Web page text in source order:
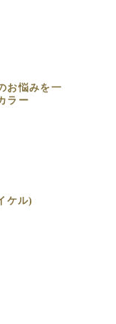
お悩みを一
ラー
ケル)